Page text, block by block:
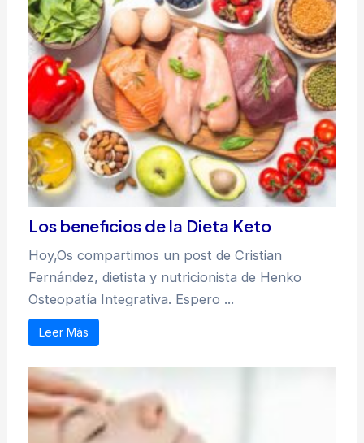
Los beneficios de la Dieta Keto
Hoy,Os compartimos un post de Cristian
Fernández, dietista y nutricionista de Henko
Osteopatía Integrativa. Espero ...
Leer Más